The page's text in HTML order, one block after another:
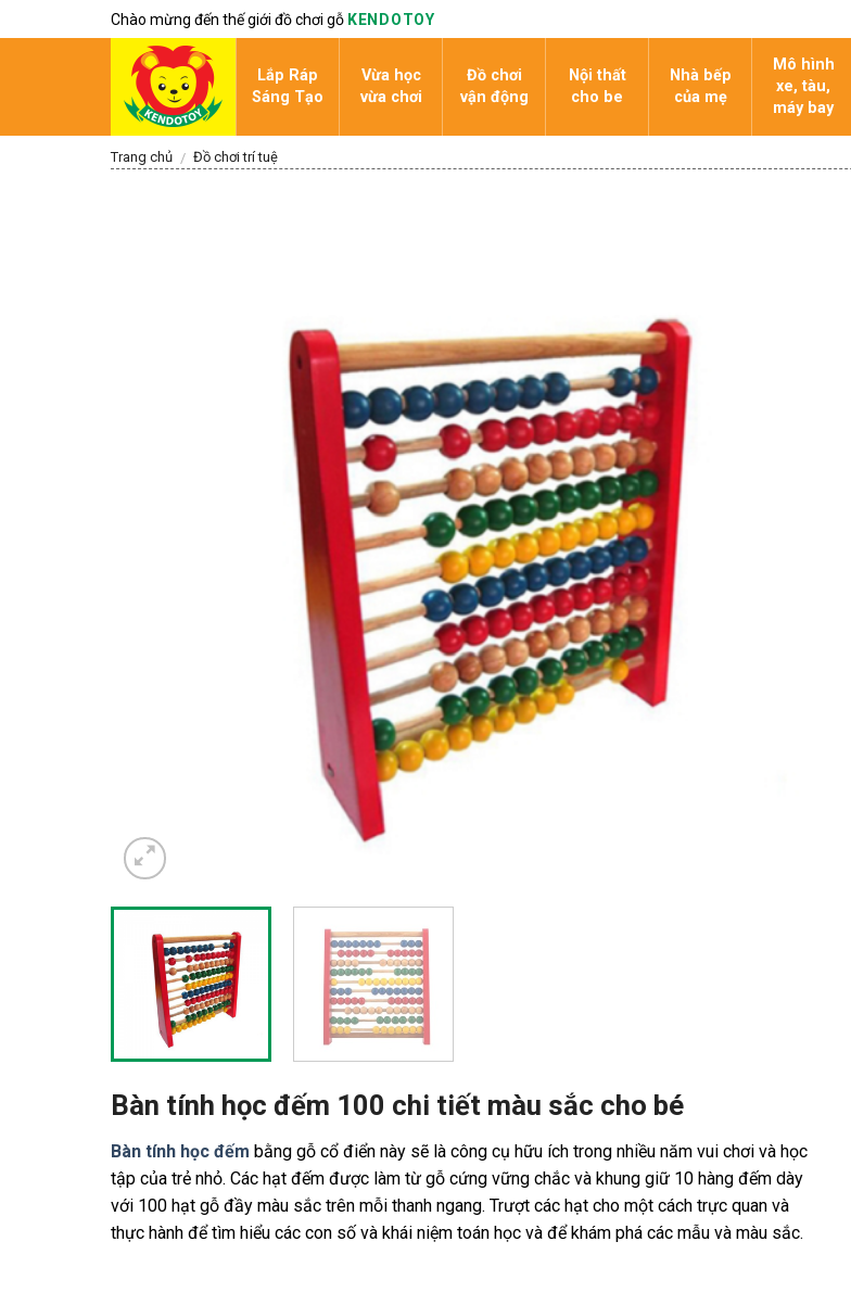
to
Chào mừng đến thế giới đồ chơi gỗ KENDOTOY
Lắp Ráp
Sáng Tạo
Vừa học
vừa chơi
Đồ chơi
vận động
Nội thất
cho be
Nhà bếp
của mẹ
Mô hình
xe, tàu,
máy bay
Trang chủ / Đồ chơi trí tuệ
Bàn tính học đếm 100 chi tiết màu sắc cho bé
Bàn tính học đếm bằng gỗ cổ điển này sẽ là công cụ hữu ích trong nhiều năm vui chơi và học
tập của trẻ nhỏ. Các hạt đếm được làm từ gỗ cứng vững chắc và khung giữ 10 hàng đếm dày
với 100 hạt gỗ đầy màu sắc trên mỗi thanh ngang. Trượt các hạt cho một cách trực quan và
thực hành để tìm hiểu các con số và khái niệm toán học và để khám phá các mẫu và màu sắc.